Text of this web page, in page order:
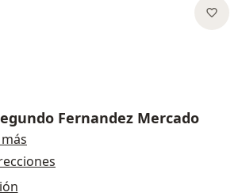
Fernandez Mercado